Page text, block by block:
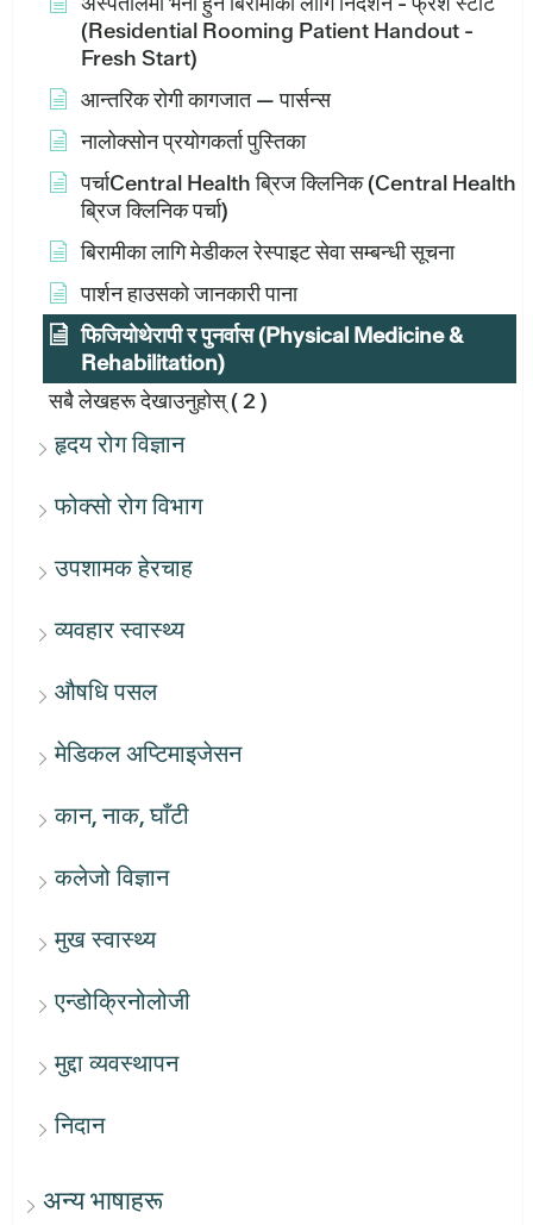
(Residential Rooming Patient Handout -
Fresh Start)
आन्तरिक रोगी कागजात — पार्सन्स
नालोक्सोन प्रयोगकर्ता पुस्तिका
पर्चाCentral Health ब्रिज क्लिनिक (Central Health
ब्रिज क्लिनिक पर्चा)
बिरामीका लागि मेडीकल रेस्पाइट सेवा सम्बन्धी सूचना
पार्शन हाउसको जानकारी पाना
फिजियोथेरापी र पुनर्वास (Physical Medicine &
Rehabilitation)
सबै लेखहरू देखाउनुहोस्( 2 )
हृदय रोग विज्ञान
फोक्सो रोग विभाग
उपशामक हेरचाह
व्यवहार स्वास्थ्य
औषधि पसल
मेडिकल अप्टिमाइजेसन
कान, नाक, घाँटी
कलेजो विज्ञान
मुख स्वास्थ्य
एन्डोक्रिनोलोजी
मुद्दा व्यवस्थापन
निदान
अन्य भाषाहरू